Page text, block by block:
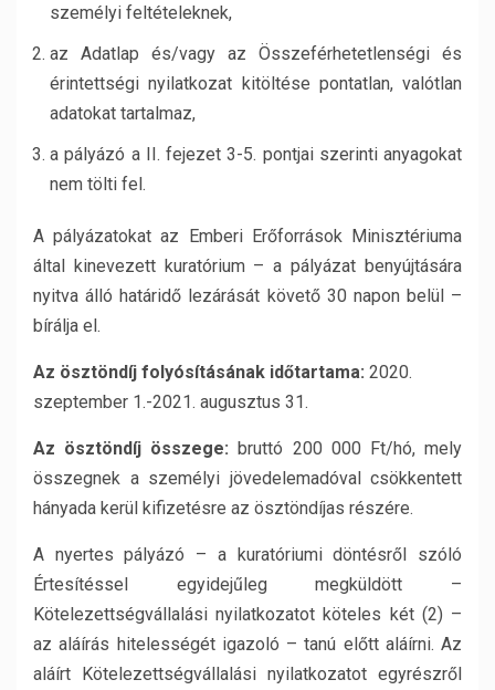
személyi feltételeknek,
az Adatlap és/vagy az Összeférhetetlenségi és
érintettségi nyilatkozat kitöltése pontatlan, valótlan
adatokat tartalmaz,
a pályázó a II. fejezet 3-5. pontjai szerinti anyagokat
nem tölti fel.
A pályázatokat az Emberi Erőforrások Minisztériuma
által kinevezett kuratórium – a pályázat benyújtására
nyitva álló határidő lezárását követő 30 napon belül –
bírálja el.
Az ösztöndíj folyósításának időtartama: 2020.
szeptember 1.-2021. augusztus 31.
Az ösztöndíj összege: bruttó 200 000 Ft/hó, mely
összegnek a személyi jövedelemadóval csökkentett
hányada kerül kifizetésre az ösztöndíjas részére.
A nyertes pályázó – a kuratóriumi döntésről szóló
Értesítéssel egyidejűleg megküldött –
Kötelezettségvállalási nyilatkozatot köteles két (2) –
az aláírás hitelességét igazoló – tanú előtt aláírni. Az
aláírt Kötelezettségvállalási nyilatkozatot egyrészről